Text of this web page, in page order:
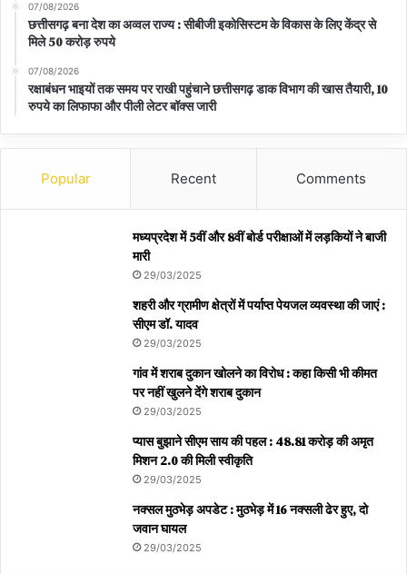
07/08/2026
छत्तीसगढ़ बना देश का अव्वल राज्य : सीबीजी इकोसिस्टम के विकास के लिए केंद्र से
मिले 50 करोड़ रुपये
07/08/2026
रक्षाबंधन भाइयों तक समय पर राखी पहुंचाने छत्तीसगढ़ डाक विभाग की खास तैयारी, 10
रुपये का लिफाफा और पीली लेटर बॉक्स जारी
Popular Recent Comments
मध्यप्रदेश में 5वीं और 8वीं बोर्ड परीक्षाओं में लड़कियों ने बाजी
मारी
29/03/2025
शहरी और ग्रामीण क्षेत्रों में पर्याप्त पेयजल व्यवस्था की जाएं :
सीएम डॉ. यादव
29/03/2025
गांव में शराब दुकान खोलने का विरोध : कहा किसी भी कीमत
पर नहीं खुलने देंगे शराब दुकान
29/03/2025
प्यास बुझाने सीएम साय की पहल : 48.81 करोड़ की अमृत
मिशन 2.0 की मिली स्वीकृति
29/03/2025
नक्सल मुठभेड़ अपडेट : मुठभेड़ में 16 नक्सली ढेर हुए, दो
जवान घायल
29/03/2025